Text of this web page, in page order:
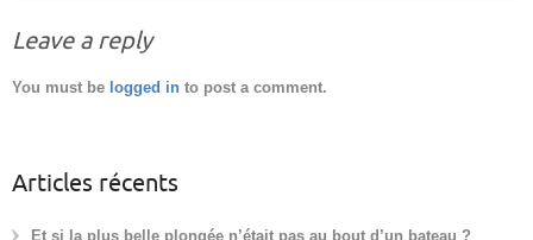
Leave a reply
You must be logged in to post a comment.
Articles récents
Et si la plus belle plongée n’était pas au bout d’un bateau ?